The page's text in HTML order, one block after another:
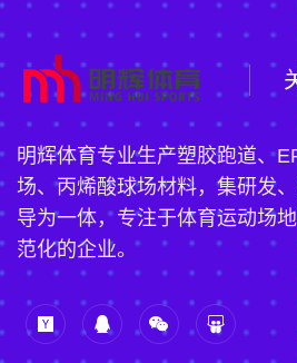
明辉体育专业生产塑胶跑道、
场、丙烯酸球场材料，集研发
导为一体，专注于体育运动场
范化的企业。